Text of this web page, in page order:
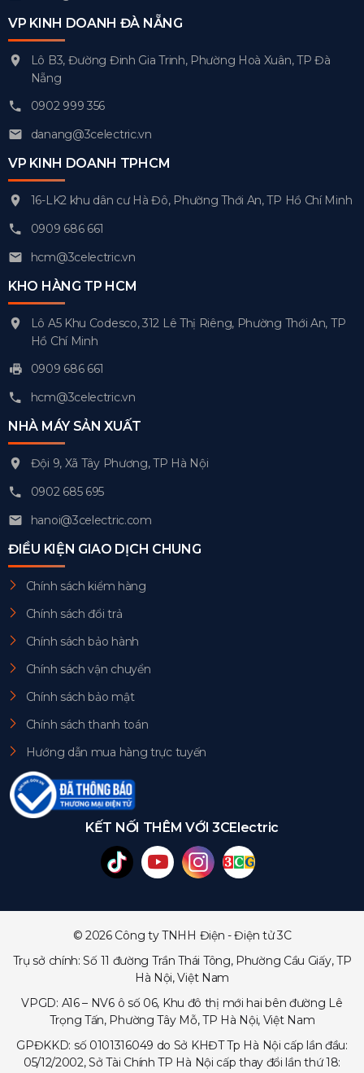
VP KINH DOANH ĐÀ NẴNG
Lô B3, Đường Đinh Gia Trinh, Phường Hoà Xuân, TP Đà
Nẵng
0902 999 356
danang@3celectric.vn
VP KINH DOANH TPHCM
16-LK2 khu dân cư Hà Đô, Phường Thới An, TP Hồ Chí Minh
0909 686 661
hcm@3celectric.vn
KHO HÀNG TP HCM
Lô A5 Khu Codesco, 312 Lê Thị Riêng, Phường Thới An, TP
Hồ Chí Minh
0909 686 661
hcm@3celectric.vn
NHÀ MÁY SẢN XUẤT
Đội 9, Xã Tây Phương, TP Hà Nội
0902 685 695
hanoi@3celectric.com
ĐIỀU KIỆN GIAO DỊCH CHUNG
Chính sách kiểm hàng
Chính sách đổi trả
Chính sách bảo hành
Chính sách vận chuyển
Chính sách bảo mật
Chính sách thanh toán
Hướng dẫn mua hàng trực tuyến
KẾT NỐI THÊM VỚI 3CElectric
© 2026 Công ty TNHH Điện - Điện tử 3C
Trụ sở chính: Số 11 đường Trần Thái Tông, Phường Cầu Giấy, TP
Hà Nội, Việt Nam
VPGD: A16 – NV6 ô số 06, Khu đô thị mới hai bên đường Lê
Trọng Tấn, Phường Tây Mỗ, TP Hà Nội, Việt Nam
GPĐKKD: số 0101316049 do Sở KHĐT Tp Hà Nội cấp lần đầu:
05/12/2002, Sở Tài Chính TP Hà Nội cấp thay đổi lần thứ 18: